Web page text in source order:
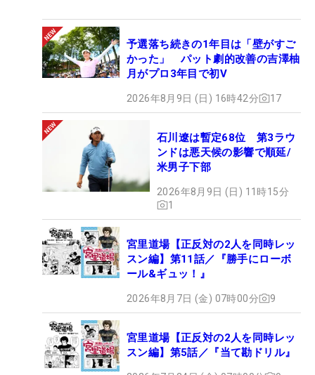
予選落ち続きの1年目は「壁がすご
かった」 パット劇的改善の吉澤柚
月がプロ3年目で初V
2026年8月9日 (日) 16時42分 17
石川遼は暫定68位 第3ラウ
ンドは悪天候の影響で順延/
米男子下部
2026年8月9日 (日) 11時15分
1
宮里道場【正反対の2人を同時レッ
スン編】第11話／『勝手にローボ
ール&ギュッ！』
2026年8月7日 (金) 07時00分 9
宮里道場【正反対の2人を同時レッ
スン編】第5話／『当て勘ドリル』